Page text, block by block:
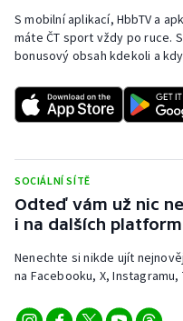
S mobilní aplikací, HbbTV a
máte ČT sport vždy po ruce.
bonusový obsah kdekoli a
SOCIÁLNÍ SÍTĚ
Odteď vám už nic
i na dalších
Nenechte si nikde ujít
na Facebooku, X,